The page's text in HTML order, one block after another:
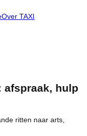
Over TAXI
afspraak, hulp
ritten naar arts,